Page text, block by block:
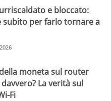
e bloccato:
subito per farlo tornare a
moneta sul router
La verità sul
Fi